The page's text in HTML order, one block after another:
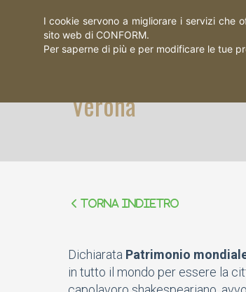
Verona
Torna indietro
Dichiarata Patrimonio
in tutto il mondo per essere la
I cookie servono a migliorare i servizi che
sito web di CONFORM.
Per saperne di più e per modificare le tue